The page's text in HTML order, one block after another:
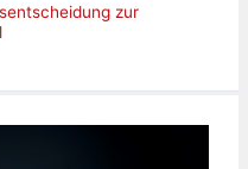
zur